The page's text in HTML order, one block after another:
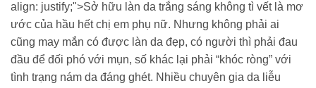
align: justify;">Sở hữu làn da trắng sáng không tì vết là mơ
ước của hầu hết chị em phụ nữ. Nhưng không phải ai
cũng may mắn có được làn da đẹp, có người thì phải đau
đầu để đối phó với mụn, số khác lại phải “khóc ròng” với
tình trạng nám da đáng ghét. Nhiều chuyên gia da liễu